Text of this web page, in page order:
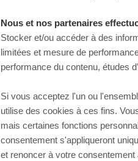
Nous et nos partenaires
Stocker et/ou accéder à des
limitées et mesure de
performance du contenu, études
Si vous acceptez l'un ou
utilise des cookies à ces fins.
mais certaines fonctions
consentement s'appliqueront
et renoncer à votre